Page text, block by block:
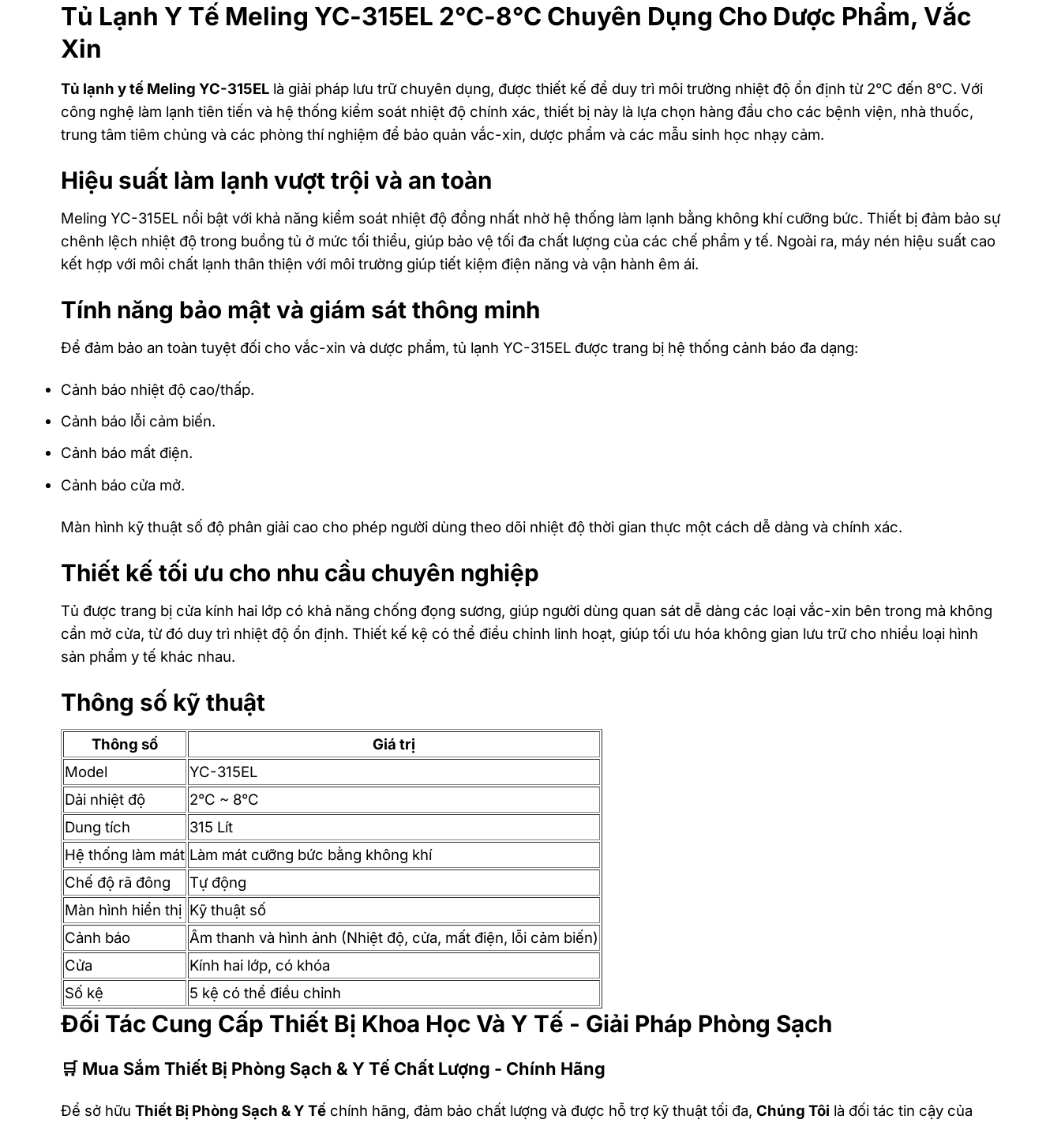
Tủ Lạnh Y Tế Meling YC-315EL 2°C-8°C Chuyên Dụng Cho Dược Phẩm, Vắc
Xin
Tủ lạnh y tế Meling YC-315EL là giải pháp lưu trữ chuyên dụng, được thiết kế để duy trì môi trường nhiệt độ ổn định từ 2°C đến 8°C. Với
công nghệ làm lạnh tiên tiến và hệ thống kiểm soát nhiệt độ chính xác, thiết bị này là lựa chọn hàng đầu cho các bệnh viện, nhà thuốc,
trung tâm tiêm chủng và các phòng thí nghiệm để bảo quản vắc-xin, dược phẩm và các mẫu sinh học nhạy cảm.
Hiệu suất làm lạnh vượt trội và an toàn
Meling YC-315EL nổi bật với khả năng kiểm soát nhiệt độ đồng nhất nhờ hệ thống làm lạnh bằng không khí cưỡng bức. Thiết bị đảm bảo sự
chênh lệch nhiệt độ trong buồng tủ ở mức tối thiểu, giúp bảo vệ tối đa chất lượng của các chế phẩm y tế. Ngoài ra, máy nén hiệu suất cao
kết hợp với môi chất lạnh thân thiện với môi trường giúp tiết kiệm điện năng và vận hành êm ái.
Tính năng bảo mật và giám sát thông minh
Để đảm bảo an toàn tuyệt đối cho vắc-xin và dược phẩm, tủ lạnh YC-315EL được trang bị hệ thống cảnh báo đa dạng:
Cảnh báo nhiệt độ cao/thấp.
Cảnh báo lỗi cảm biến.
Cảnh báo mất điện.
Cảnh báo cửa mở.
Màn hình kỹ thuật số độ phân giải cao cho phép người dùng theo dõi nhiệt độ thời gian thực một cách dễ dàng và chính xác.
Thiết kế tối ưu cho nhu cầu chuyên nghiệp
Tủ được trang bị cửa kính hai lớp có khả năng chống đọng sương, giúp người dùng quan sát dễ dàng các loại vắc-xin bên trong mà không
cần mở cửa, từ đó duy trì nhiệt độ ổn định. Thiết kế kệ có thể điều chỉnh linh hoạt, giúp tối ưu hóa không gian lưu trữ cho nhiều loại hình
sản phẩm y tế khác nhau.
Thông số kỹ thuật
Thông số
Giá trị
Model
YC-315EL
Dải nhiệt độ
2°C ~ 8°C
Dung tích
315 Lít
Hệ thống làm mát Làm mát cưỡng bức bằng không khí
Chế độ rã đông
Tự động
Màn hình hiển thị Kỹ thuật số
Cảnh báo
Âm thanh và hình ảnh (Nhiệt độ, cửa, mất điện, lỗi cảm biến)
Cửa
Kính hai lớp, có khóa
Số kệ
5 kệ có thể điều chỉnh
Đối Tác Cung Cấp Thiết Bị Khoa Học Và Y Tế - Giải Pháp Phòng Sạch
🛒 Mua Sắm Thiết Bị Phòng Sạch & Y Tế Chất Lượng - Chính Hãng
Để sở hữu Thiết Bị Phòng Sạch & Y Tế chính hãng, đảm bảo chất lượng và được hỗ trợ kỹ thuật tối đa, Chúng Tôi là đối tác tin cậy của